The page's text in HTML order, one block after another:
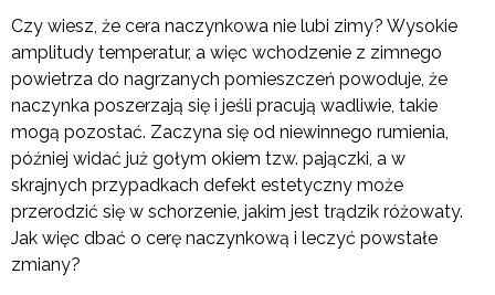
Czy wiesz, że cera naczynkowa nie lubi zimy? Wysokie
amplitudy temperatur, a więc wchodzenie z zimnego
powietrza do nagrzanych pomieszczeń powoduje, że
naczynka poszerzają się i jeśli pracują wadliwie, takie
mogą pozostać. Zaczyna się od niewinnego rumienia,
później widać już gołym okiem tzw. pajączki, a w
skrajnych przypadkach defekt estetyczny może
przerodzić się w schorzenie, jakim jest trądzik różowaty.
Jak więc dbać o cerę naczynkową i leczyć powstałe
zmiany?